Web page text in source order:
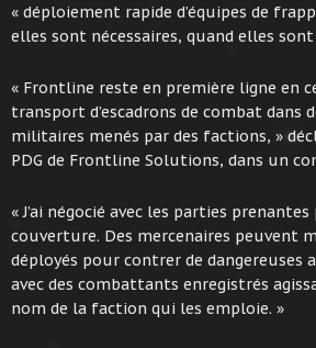
« déploiement rapide d’équipes de
elles sont nécessaires, quand elles sont
« Frontline reste en première ligne en
transport d’escadrons de combat dans
militaires menés par des factions, »
PDG de Frontline Solutions, dans un
« J’ai négocié avec les parties
couverture. Des mercenaires peuvent
déployés pour contrer de dangereuses
avec des combattants enregistrés
nom de la faction qui les emploie. »